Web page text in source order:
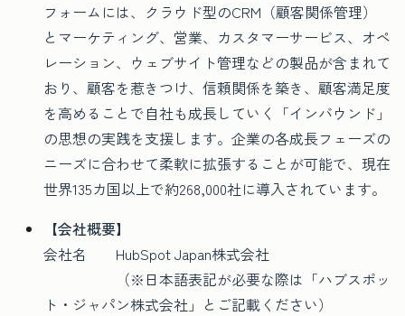
フォームには、クラウド型のCRM（顧客関係管理）
とマーケティング、営業、カスタマーサービス、オペ
レーション、ウェブサイト管理などの製品が含まれて
おり、顧客を惹きつけ、信頼関係を築き、顧客満足度
を高めることで自社も成長していく「インバウンド」
の思想の実践を支援します。企業の各成長フェーズの
ニーズに合わせて柔軟に拡張することが可能で、現在
世界135カ国以上で約268,000社に導入されています。
【会社概要】
会社名 HubSpot Japan株式会社
（※日本語表記が必要な際は「ハブスポッ
ト・ジャパン株式会社」とご記載ください）